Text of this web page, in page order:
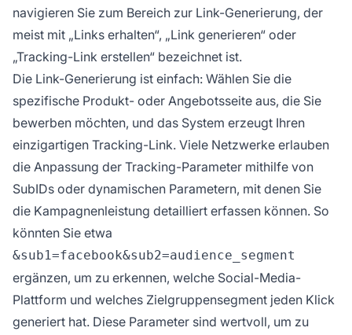
navigieren Sie zum Bereich zur Link-Generierung, der
meist mit „Links erhalten“, „Link generieren“ oder
„Tracking-Link erstellen“ bezeichnet ist.
Die Link-Generierung ist einfach: Wählen Sie die
spezifische Produkt- oder Angebotsseite aus, die Sie
bewerben möchten, und das System erzeugt Ihren
einzigartigen Tracking-Link. Viele Netzwerke erlauben
die Anpassung der Tracking-Parameter mithilfe von
SubIDs oder dynamischen Parametern, mit denen Sie
die Kampagnenleistung detailliert erfassen können. So
könnten Sie etwa
&sub1=facebook&sub2=audience_segment
ergänzen, um zu erkennen, welche Social-Media-
Plattform und welches Zielgruppensegment jeden Klick
generiert hat. Diese Parameter sind wertvoll, um zu